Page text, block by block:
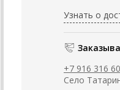
Узнать о
+7 916 316
Село